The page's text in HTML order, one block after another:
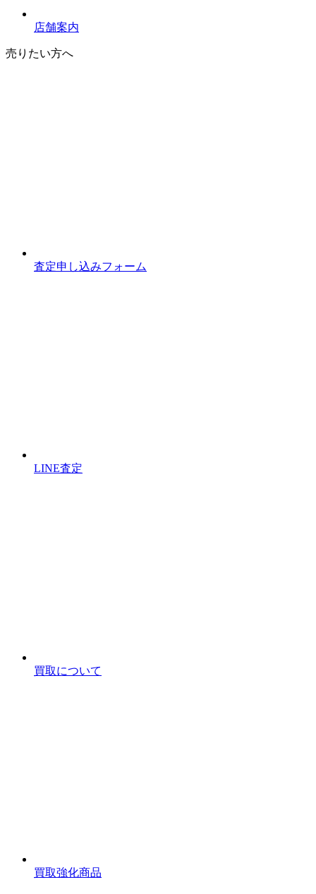
店舗案内
売りたい方へ
査定申し込みフォーム
LINE査定
買取について
買取強化商品